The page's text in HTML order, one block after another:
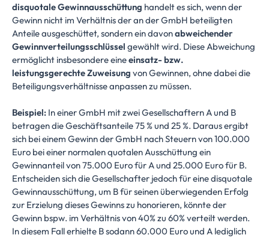
disquotale Gewinnausschüttung handelt es sich, wenn der
Gewinn nicht im Verhältnis der an der GmbH beteiligten
Anteile ausgeschüttet, sondern ein davonabweichender
Gewinnverteilungsschlüssel gewählt wird. Diese Abweichung
ermöglicht insbesondere eineeinsatz- bzw.
leistungsgerechte Zuweisung von Gewinnen, ohne dabei die
Beteiligungsverhältnisse anpassen zu müssen.
Beispiel: In einer GmbH mit zwei Gesellschaftern A und B
betragen die Geschäftsanteile 75 % und 25 %. Daraus ergibt
sich bei einem Gewinn der GmbH nach Steuern von 100.000
Euro bei einer normalen quotalen Ausschüttung ein
Gewinnanteil von 75.000 Euro für A und 25.000 Euro für B.
Entscheiden sich die Gesellschafter jedoch für eine disquotale
Gewinnausschüttung, um B für seinen überwiegenden Erfolg
zur Erzielung dieses Gewinns zu honorieren, könnte der
Gewinn bspw. im Verhältnis von 40% zu 60% verteilt werden.
In diesem Fall erhielte B sodann 60.000 Euro und A lediglich